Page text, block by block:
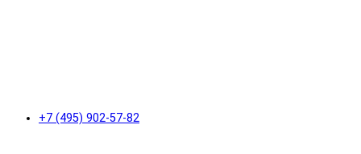
+7 (495) 902-57-82